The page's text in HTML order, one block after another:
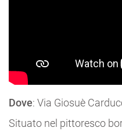
Dove: Via Giosuè
Situato nel pittoresco